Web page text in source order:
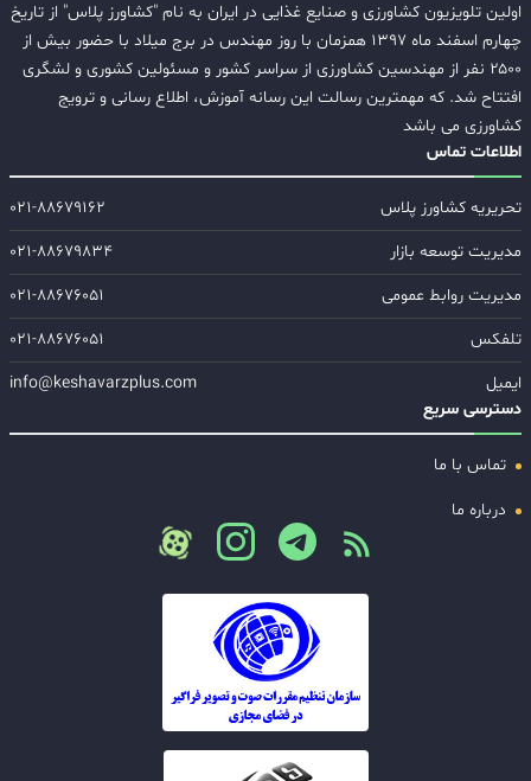
اولین تلویزیون کشاورزی و صنایع غذایی در ایران به نام "کشاورز پلاس" از تاریخ
چهارم اسفند ماه ۱۳۹۷ همزمان با روز مهندس در برج میلاد با حضور بیش از
۲۵۰۰ نفر از مهندسین کشاورزی از سراسر کشور و مسئولین کشوری و لشگری
افتتاح شد. که مهمترین رسالت این رسانه آموزش، اطلاع رسانی و ترویج
کشاورزی می باشد
اطلاعات تماس
تحریریه کشاورز پلاس
۰۲۱-۸۸۶۷۹۱۶۲
مدیریت توسعه بازار
۰۲۱-۸۸۶۷۹۸۳۴
مدیریت روابط عمومی
۰۲۱-۸۸۶۷۶۰۵۱
تلفکس
۰۲۱-۸۸۶۷۶۰۵۱
ایمیل
info@keshavarzplus.com
دسترسی سریع
تماس با ما
درباره ما